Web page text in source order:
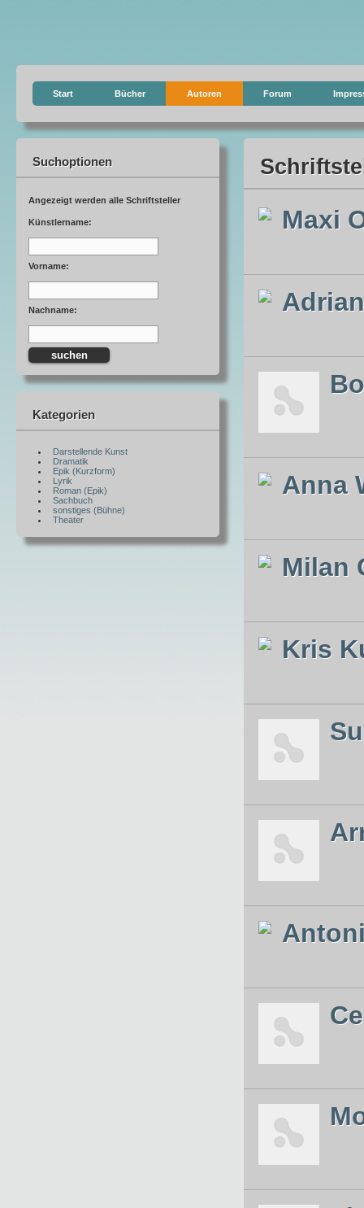
Start Bücher Autoren Forum
Suchoptionen
Angezeigt werden alle Schriftsteller
Künstlername:
Vorname:
Nachname:
Kategorien
Darstellende Kunst
Dramatik
Epik (Kurzform)
Lyrik
Roman (Epik)
Sachbuch
sonstiges (Bühne)
Theater
Maxi
Anna
Milan
Kris